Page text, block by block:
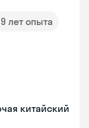
9 лет опыта
китайский